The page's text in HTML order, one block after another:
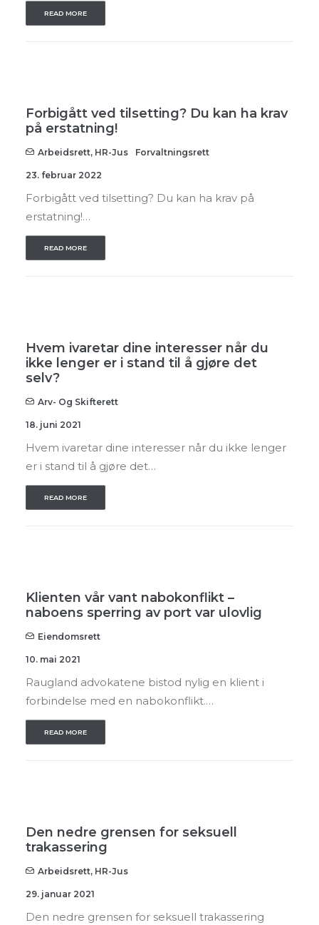
READ MORE
Forbigått ved tilsetting? Du kan ha krav
på erstatning!
Arbeidsrett, HR-Jus Forvaltningsrett
23. februar 2022
Forbigått ved tilsetting? Du kan ha krav på
erstatning!…
READ MORE
Hvem ivaretar dine interesser når du
ikke lenger er i stand til å gjøre det
selv?
Arv- Og Skifterett
18. juni 2021
Hvem ivaretar dine interesser når du ikke lenger
er i stand til å gjøre det…
READ MORE
Klienten vår vant nabokonflikt –
naboens sperring av port var ulovlig
Eiendomsrett
10. mai 2021
Raugland advokatene bistod nylig en klient i
forbindelse med en nabokonflikt.…
READ MORE
Den nedre grensen for seksuell
trakassering
Arbeidsrett, HR-Jus
29. januar 2021
Den nedre grensen for seksuell trakassering